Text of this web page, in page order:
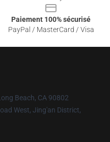
Paiement 100% sécurisé
PayPal / MasterCard / Visa
Beach, CA 90802
West, Jing'an District,